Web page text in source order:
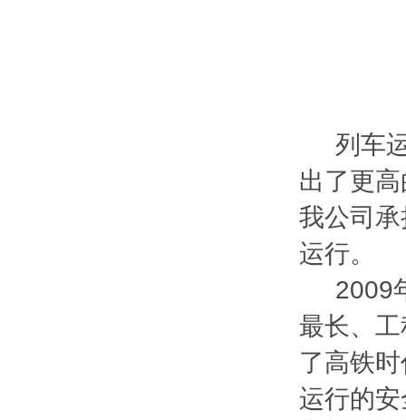
列车运
出了更
我公司
运行。
2009年
最长、
了高铁
运行的